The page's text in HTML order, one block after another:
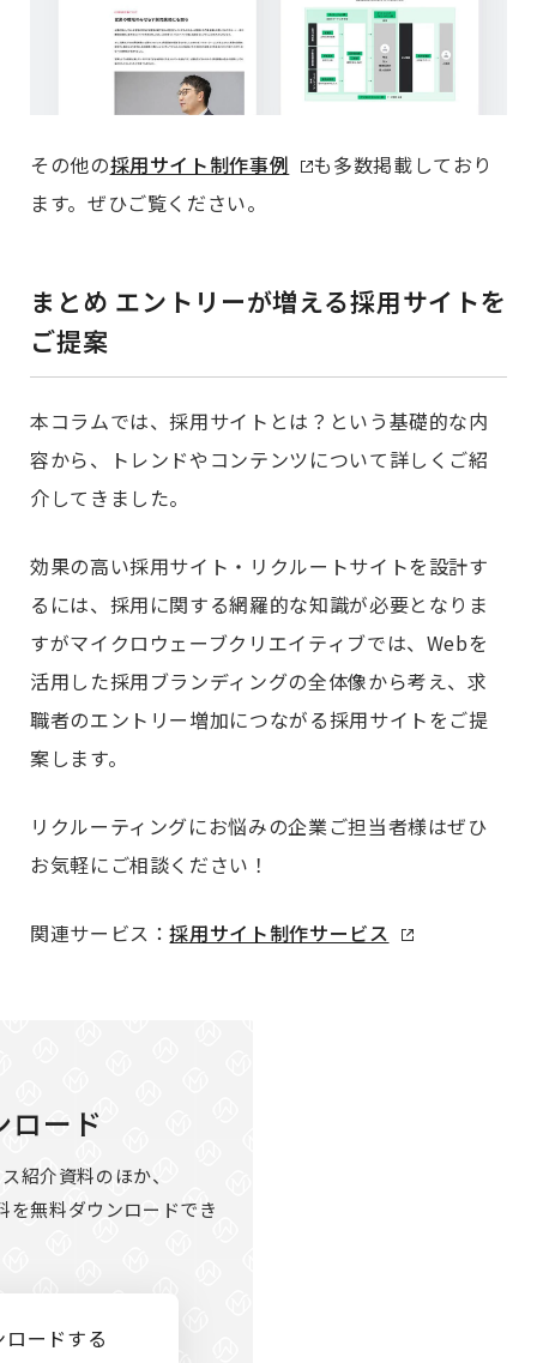
その他の採用サイト制作事例
も多数掲載しており
ます。ぜひご覧ください。
まとめ エントリーが増える採用サイトを
ご提案
本コラムでは、採用サイトとは？という基礎的な内
容から、トレンドやコンテンツについて詳しくご紹
介してきました。
効果の高い採用サイト・リクルートサイトを設計す
るには、採用に関する網羅的な知識が必要となりま
すがマイクロウェーブクリエイティブでは、Webを
活用した採用ブランディングの全体像から考え、求
職者のエントリー増加につながる採用サイトをご提
案します。
リクルーティングにお悩みの企業ご担当者様はぜひ
お気軽にご相談ください！
関連サービス：採用サイト制作サービス
ロード
紹介資料のほか、
を無料ダウンロードでき
ードする